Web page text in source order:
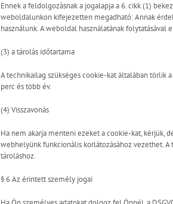
Ennek a feldolgozásnak a jogalapja a 6. cikk (1)
weboldalunkon kifejezetten megadható: Annak
használunk. A weboldal használatának folytatásával
(3) a tárolás időtartama
A technikailag szükséges cookie-kat általában törlik
perc és több év.
(4) Visszavonás
Ha nem akarja menteni ezeket a cookie-kat, kérjük,
webhelyünk funkcionális korlátozásához vezethet.
tároláshoz.
§ 6 Az érintett személy jogai